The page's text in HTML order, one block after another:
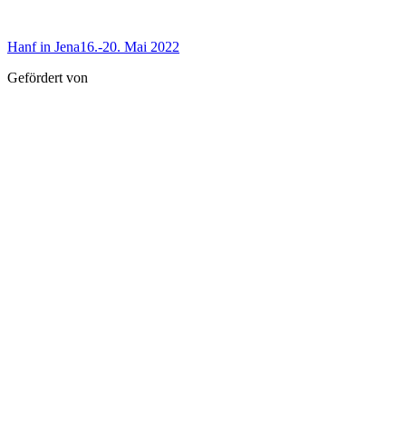
Hanf in Jena16.-20. Mai 2022
Gefördert von